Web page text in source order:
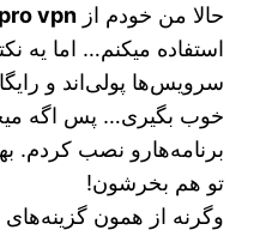
حالا من خودم ازvpn
استفاده میکنم… اما یه
سرویس‌ها پولی‌اند و
خوب بگیری… پس اگه
برنامه‌هارو نصب کردم.
تو هم بخرشون!
وگرنه از همون